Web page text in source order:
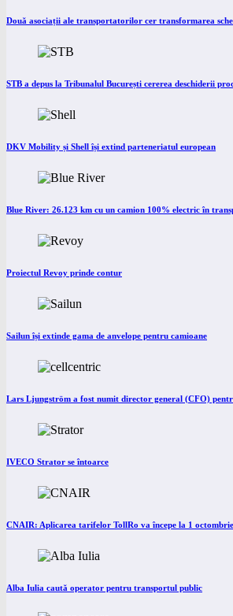
Două asociații ale transportatorilor cer transformarea
STB a depus la Tribunalul București cererea deschiderii
DKV Mobility și Shell își extind parteneriatul european
Blue River: 26.123 km cu un camion 100% electric în
Proiectul Revoy prinde contur
Sailun își extinde gama de anvelope pentru camioane
Lars Ljungström a fost numit director general (CFO)
IVECO Strator se întoarce
CNAIR: Aplicarea tarifelor TollRo va începe la 1
Alba Iulia caută operator pentru transportul public